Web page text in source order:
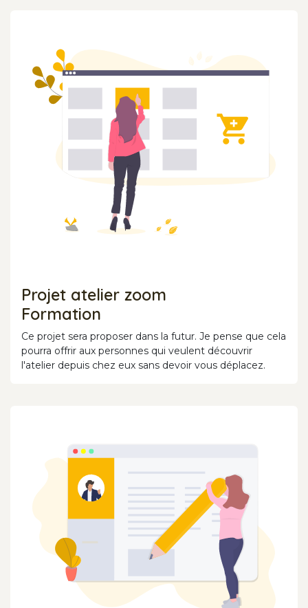
Projet atelier zoom
Formation
Ce projet sera proposer dans la futur. Je pense que cela
pourra offrir aux personnes qui veulent découvrir
l'atelier depuis chez eux sans devoir vous déplacez.